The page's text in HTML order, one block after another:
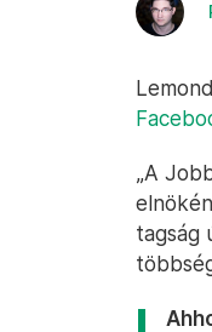
„A
tagság